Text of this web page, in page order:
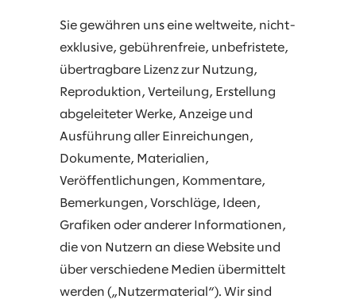
Sie gewähren uns eine weltweite, nicht-
exklusive, gebührenfreie, unbefristete,
übertragbare Lizenz zur Nutzung,
Reproduktion, Verteilung, Erstellung
abgeleiteter Werke, Anzeige und
Ausführung aller Einreichungen,
Dokumente, Materialien,
Veröffentlichungen, Kommentare,
Bemerkungen, Vorschläge, Ideen,
Grafiken oder anderer Informationen,
die von Nutzern an diese Website und
über verschiedene Medien übermittelt
werden („Nutzermaterial“). Wir sind